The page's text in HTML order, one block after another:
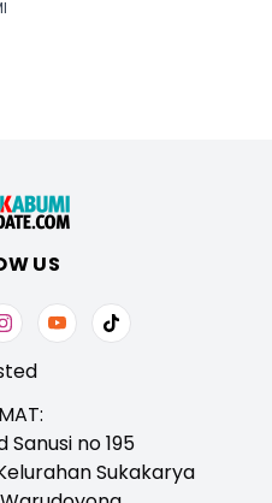
US
Sanusi no 195
Sukakarya